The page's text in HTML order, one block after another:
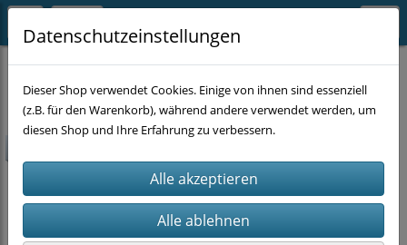
SUPER-SALE
Datenschutzeinstellungen
Dieser Shop verwendet Cookies. Einige von ihnen sind essenziell
(z.B. für den Warenkorb), während andere verwendet werden, um
diesen Shop und Ihre Erfahrung zu verbessern.